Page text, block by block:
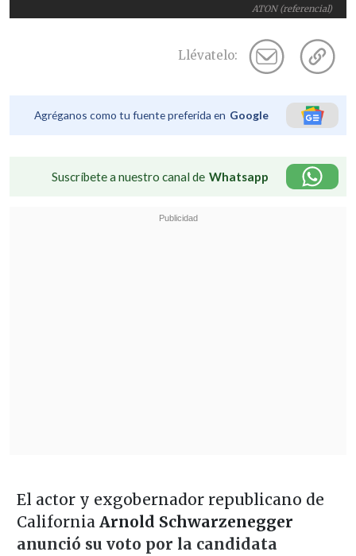
ATON (referencial)
Llévatelo:
Agréganos como tu fuente preferida en Google
Suscríbete a nuestro canal de Whatsapp
El actor y exgobernador republicano de
California Arnold Schwarzenegger
anunció su voto por la candidata